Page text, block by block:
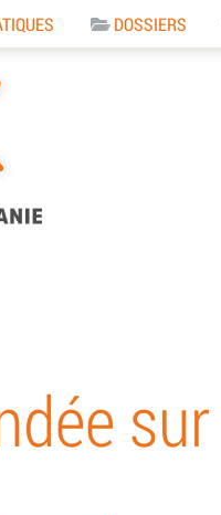
DOSSIERS